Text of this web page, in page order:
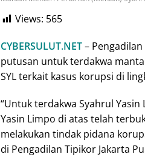
Views: 565
CYBERSULUT.NET–
putusan untuk terdakwa
SYL terkait kasus korupsi di
“Untuk terdakwa Syahrul
Yasin Limpo di atas telah
melakukan tindak pidana
di Pengadilan Tipikor Jakarta